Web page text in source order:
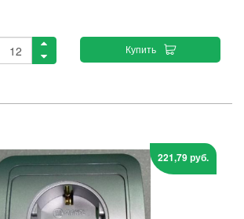
Купить
221,79 руб.